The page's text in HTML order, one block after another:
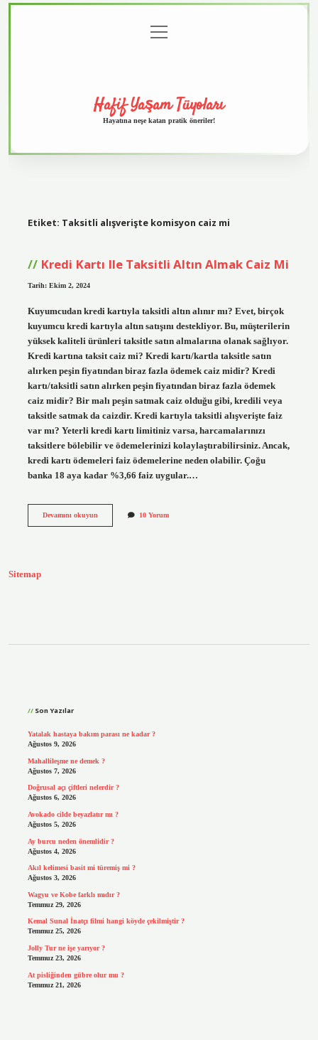
menüyü
aç
Hafif Yaşam Tüyoları
Hayatına neşe katan pratik öneriler!
Etiket: Taksitli alışverişte komisyon caiz mi
Kredi Kartı Ile Taksitli Altın Almak Caiz Mi
Tarih: Ekim 2, 2024
Kuyumcudan kredi kartıyla taksitli altın alınır mı? Evet, birçok
kuyumcu kredi kartıyla altın satışını destekliyor. Bu, müşterilerin
yüksek kaliteli ürünleri taksitle satın almalarına olanak sağlıyor.
Kredi kartına taksit caiz mi? Kredi kartı/kartla taksitle satın
alırken peşin fiyatından biraz fazla ödemek caiz midir? Kredi
kartı/taksitli satın alırken peşin fiyatından biraz fazla ödemek
caiz midir? Bir malı peşin satmak caiz olduğu gibi, kredili veya
taksitle satmak da caizdir. Kredi kartıyla taksitli alışverişte faiz
var mı? Yeterli kredi kartı limitiniz varsa, harcamalarınızı
taksitlere bölebilir ve ödemelerinizi kolaylaştırabilirsiniz. Ancak,
kredi kartı ödemeleri faiz ödemelerine neden olabilir. Çoğu
banka 18 aya kadar %3,66 faiz uygular.…
Devamını okuyunKredi
10 Yorum
Sitemap
Son Yazılar
Yatalak hastaya bakım parası ne kadar ?
Ağustos 9, 2026
Mahallileşme ne demek ?
Ağustos 7, 2026
Doğrusal açı çiftleri nelerdir ?
Ağustos 6, 2026
Avokado cilde beyazlatır mı ?
Ağustos 5, 2026
Ay burcu neden önemlidir ?
Ağustos 4, 2026
Akıl kelimesi basit mi türemiş mi ?
Ağustos 3, 2026
Wagyu ve Kobe farklı mıdır ?
Temmuz 29, 2026
Kemal Sunal İnatçı filmi hangi köyde çekilmiştir ?
Temmuz 25, 2026
Jolly Tur ne işe yarıyor ?
Temmuz 23, 2026
At pisliğinden gübre olur mu ?
Temmuz 21, 2026